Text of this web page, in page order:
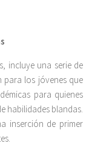
incluye una serie de
para los jóvenes que
para quienes
habilidades blandas.
inserción de primer